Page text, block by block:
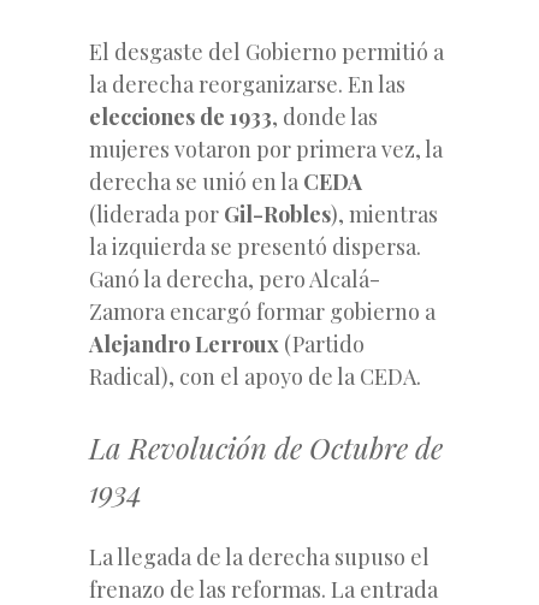
El desgaste del Gobierno permitió a
la derecha reorganizarse. En las
elecciones de 1933, donde las
mujeres votaron por primera vez, la
derecha se unió en la CEDA
(liderada por Gil-Robles), mientras
la izquierda se presentó dispersa.
Ganó la derecha, pero Alcalá-
Zamora encargó formar gobierno a
Alejandro Lerroux (Partido
Radical), con el apoyo de la CEDA.
La Revolución de Octubre de
1934
La llegada de la derecha supuso el
frenazo de las reformas. La entrada